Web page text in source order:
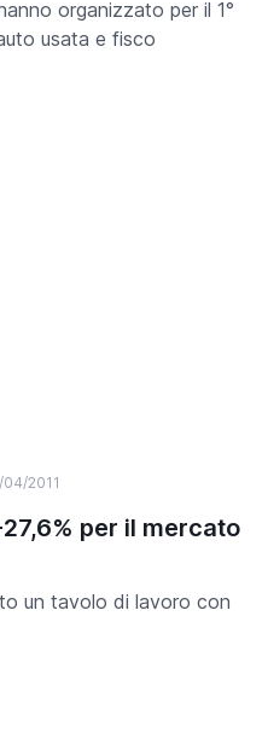
organizzato per il 1°
usata e fisco
04/2011
per il mercato
un tavolo di lavoro con